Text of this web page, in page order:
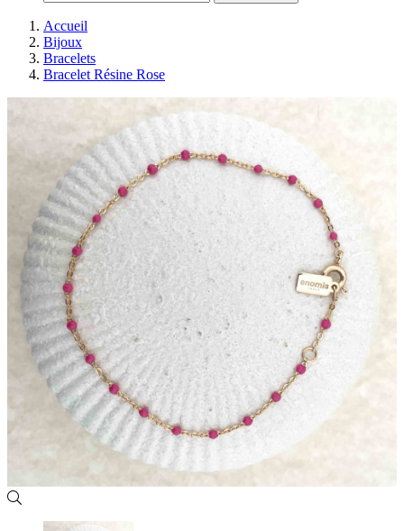
Accueil
Bijoux
Bracelets
Bracelet Résine Rose